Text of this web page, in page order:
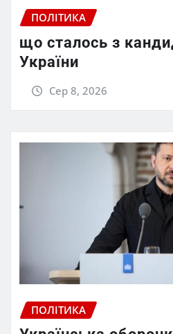
ПОЛІТИКА
що сталось з
України
Сер 8, 2026
ПОЛІТИКА